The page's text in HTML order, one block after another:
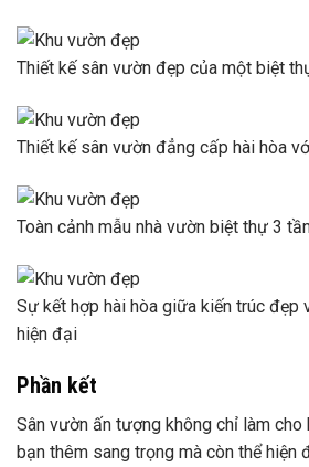
Thiết kế sân vườn đẹp của một biệt
Thiết kế sân vườn đẳng cấp hài hòa
Toàn cảnh mẫu nhà vườn biệt thự 3
Sự kết hợp hài hòa giữa kiến ​​trúc đẹp
hiện đại
Phần kết
Sân vườn ấn tượng không chỉ làm cho
bạn thêm sang trọng mà còn thể hiện